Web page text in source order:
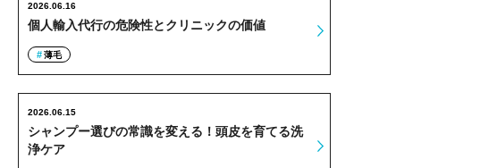
個人輸入代行の危険性とクリニックの価値
2026.06.16
薄毛
シャンプー選びの常識を変える！頭皮を育てる洗
浄ケア
2026.06.15